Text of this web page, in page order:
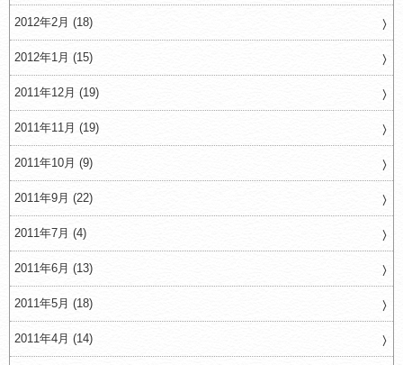
2012年2月 (18)
2012年1月 (15)
2011年12月 (19)
2011年11月 (19)
2011年10月 (9)
2011年9月 (22)
2011年7月 (4)
2011年6月 (13)
2011年5月 (18)
2011年4月 (14)